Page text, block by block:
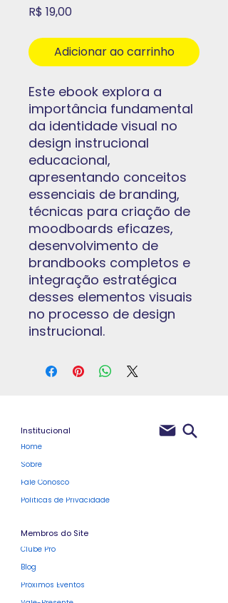
R$ 19,00Preço
Adicionar ao carrinho
Este ebook explora a
importância fundamental
da identidade visual no
design instrucional
educacional,
apresentando conceitos
essenciais de branding,
técnicas para criação de
moodboards eficazes,
desenvolvimento de
brandbooks completos e
integração estratégica
desses elementos visuais
no processo de design
instrucional.
Institucional
Home
Sobre
Fale Conosco
Políticas de Privacidade
Membros do Site
Clube Pro
Blog
Próximos Eventos